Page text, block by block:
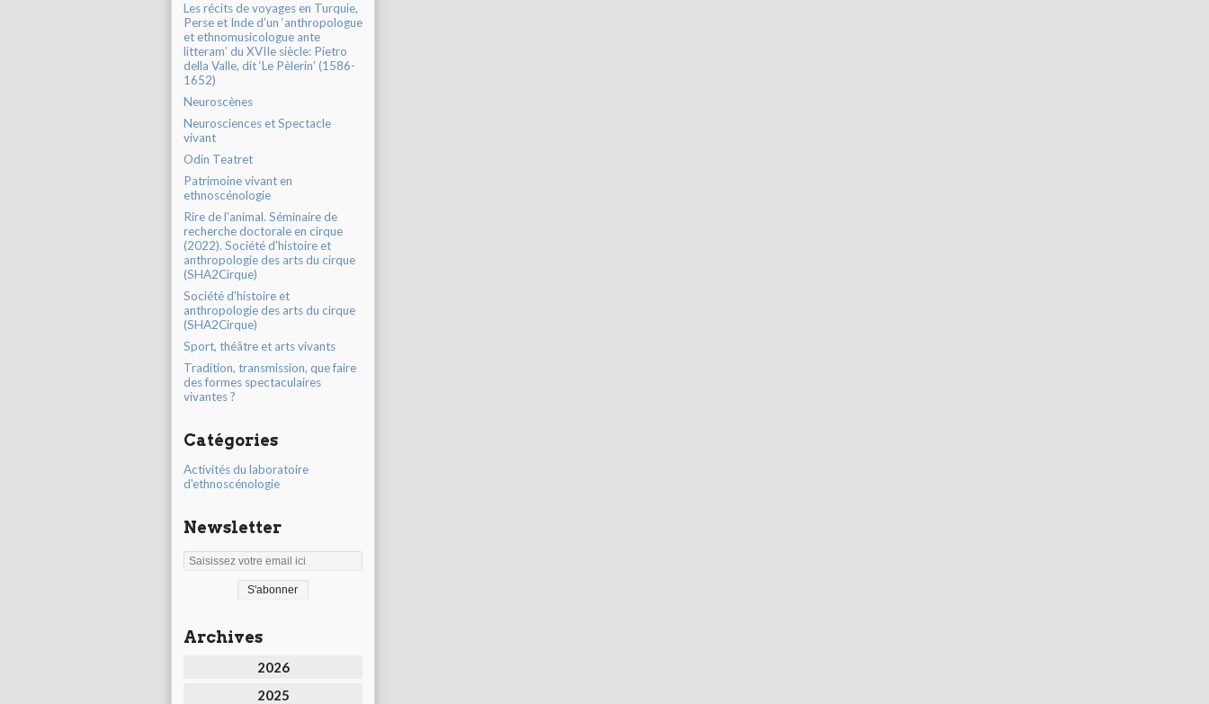
Les récits de voyages en Turquie,
Perse et Inde d’un ‘anthropologue
et ethnomusicologue ante
litteram’ du XVIIe siècle: Pietro
della Valle, dit ‘Le Pèlerin’ (1586-
1652)
Neuroscènes
Neurosciences et Spectacle
vivant
Odin Teatret
Patrimoine vivant en
ethnoscénologie
Rire de l'animal. Séminaire de
recherche doctorale en cirque
(2022). Société d'histoire et
anthropologie des arts du cirque
(SHA2Cirque)
Société d'histoire et
anthropologie des arts du cirque
(SHA2Cirque)
Sport, théâtre et arts vivants
Tradition, transmission, que faire
des formes spectaculaires
vivantes ?
Catégories
Activités du laboratoire
d'ethnoscénologie
Newsletter
Archives
2026
2025